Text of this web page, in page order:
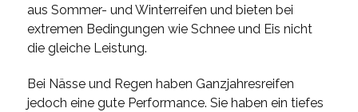
aus Sommer- und Winterreifen und bieten bei
extremen Bedingungen wie Schnee und Eis nicht
die gleiche Leistung.
Bei Nässe und Regen haben Ganzjahresreifen
jedoch eine gute Performance. Sie haben ein tiefes